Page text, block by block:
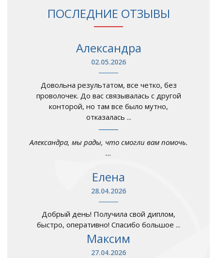
ПОСЛЕДНИЕ ОТЗЫВЫ
Александра
02.05.2026
Довольна результатом, все четко, без
проволочек. До вас связывалась с другой
конторой, но там все было мутно,
отказалась ...
Александра, мы рады, что смогли вам помочь.
...
Елена
28.04.2026
Добрый день! Получила свой диплом,
быстро, оперативно! Спасибо большое ...
Максим
27.04.2026